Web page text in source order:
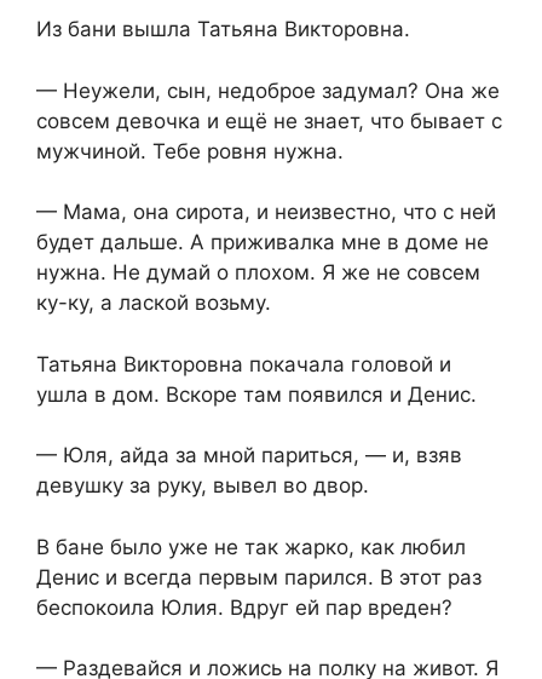
Из бани вышла Татьяна Викторовна.
— Неужели, сын, недоброе задумал? Она же
совсем девочка и ещё не знает, что бывает с
мужчиной. Тебе ровня нужна.
— Мама, она сирота, и неизвестно, что с ней
будет дальше. А приживалка мне в доме не
нужна. Не думай о плохом. Я же не совсем
ку-ку, а лаской возьму.
Татьяна Викторовна покачала головой и
ушла в дом. Вскоре там появился и Денис.
— Юля, айда за мной париться, — и, взяв
девушку за руку, вывел во двор.
В бане было уже не так жарко, как любил
Денис и всегда первым парился. В этот раз
беспокоила Юлия. Вдруг ей пар вреден?
— Раздевайся и ложись на полку на живот. Я